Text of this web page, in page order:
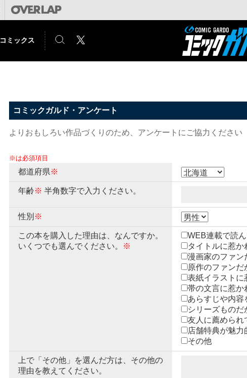
コミックス
コミックガルド・アンケート
よりおもしろい作品づくりのため、アンケートにご協力ください
※は必須項目
都道府県※
年齢※ 半角数字で入力ください。
性別 ※
この本を購入した理由は、なんですか。
いくつでも選んでください。
※
WEB連載で読
タイトルに惹か
漫画家のファン
原作のファンだ
表紙イラストに
帯の文言に惹か
あらすじや内容
シリーズものだ
友人に薦められ
店舗特典が魅力
その他
上で「その他」を選んだ方は、その他の
理由を教えてください。